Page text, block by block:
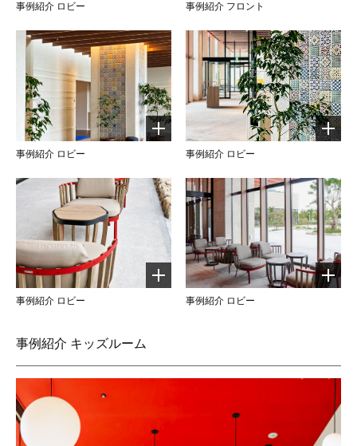
事例紹介 ロビー 事例紹介 フロント
事例紹介 ロビー 事例紹介 ロビー
事例紹介 ロビー 事例紹介 ロビー
事例紹介 キッズルーム